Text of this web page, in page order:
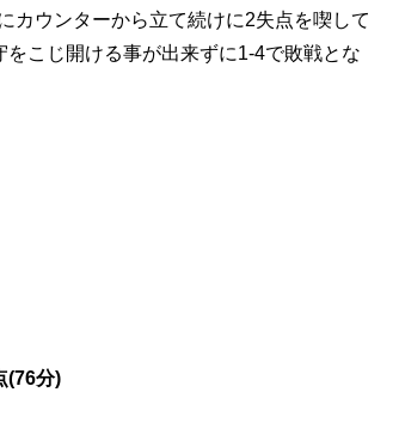
カウンターから立て続けに2失点を喫して
こじ開ける事が出来ずに1-4で敗戦とな
(76分)